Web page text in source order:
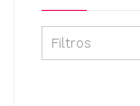
Filtros